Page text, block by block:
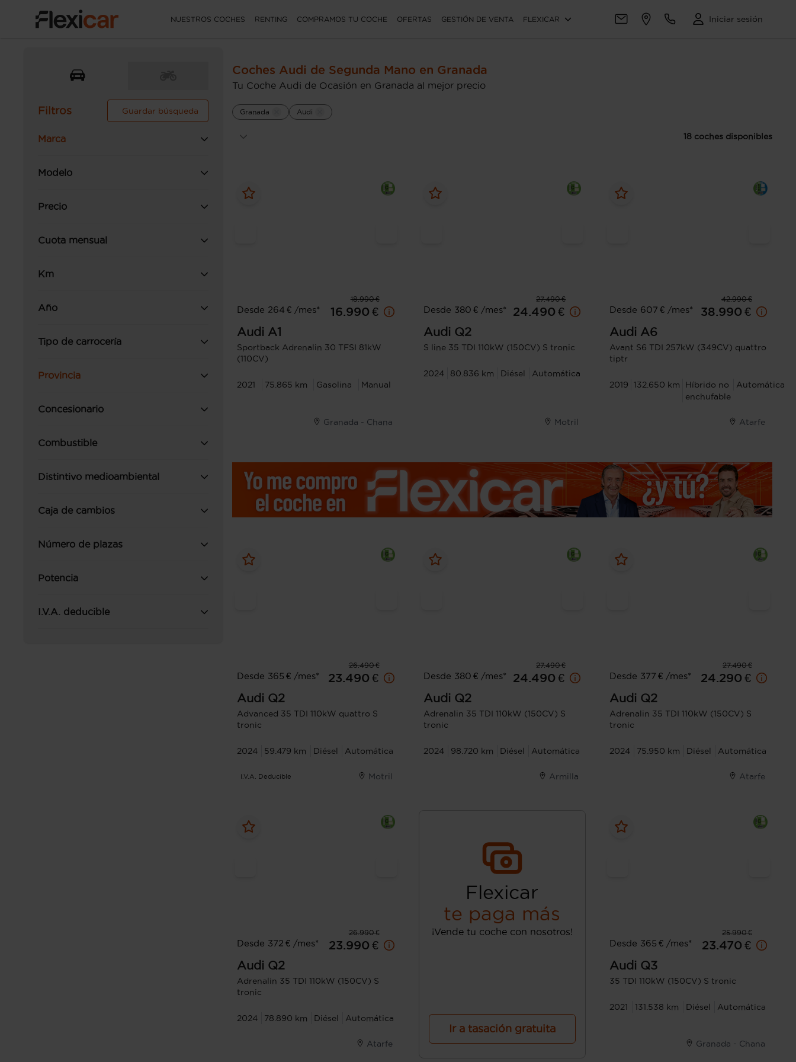
NUESTROS COCHES RENTING COMPRAMOS TU COCHE OFERTAS GESTIÓN DE VENTA FLEXICAR Iniciar sesión
Filtros Guardar búsqueda
Marca
Modelo
Precio
Cuota mensual
Km
Año
Tipo de carrocería
Provincia
Concesionario
Combustible
Distintivo medioambiental
Caja de cambios
Número de plazas
Potencia
I.V.A. deducible
Coches Audi de Segunda Mano en Granada
Tu Coche Audi de Ocasión en Granada al mejor precio
Granada Audi
18 coches disponibles
18.990 €
Desde 264 € /mes*
16.990 €
Audi A1
Sportback Adrenalin 30 TFSI 81kW
(110CV)
2021 75.865 km Gasolina Manual
Granada - Chana
27.490 €
Desde 380 € /mes*
24.490 €
Audi Q2
S line 35 TDI 110kW (150CV) S tronic
2024 80.836 km Diésel Automática
Motril
42.990 €
Desde 607 € /mes*
38.990 €
Audi A6
Avant S6 TDI 257kW (349CV) quattro
tiptr
2019 132.650 km
Híbrido no
enchufable
Automática
Atarfe
26.490 €
Desde 365 € /mes*
23.490 €
Audi Q2
Advanced 35 TDI 110kW quattro S
tronic
2024 59.479 km Diésel Automática
I.V.A. Deducible Motril
27.490 €
Desde 380 € /mes*
24.490 €
Audi Q2
Adrenalin 35 TDI 110kW (150CV) S
tronic
2024 98.720 km Diésel Automática
Armilla
27.490 €
Desde 377 € /mes*
24.290 €
Audi Q2
Adrenalin 35 TDI 110kW (150CV) S
tronic
2024 75.950 km Diésel Automática
Atarfe
26.990 €
Desde 372 € /mes*
23.990 €
Audi Q2
Adrenalin 35 TDI 110kW (150CV) S
tronic
2024 78.890 km Diésel Automática
Atarfe
Flexicar
te paga más
¡Vende tu coche con nosotros!
Ir a tasación gratuita
25.990 €
Desde 365 € /mes*
23.470 €
Audi Q3
35 TDI 110kW (150CV) S tronic
2021 131.538 km Diésel Automática
Granada - Chana